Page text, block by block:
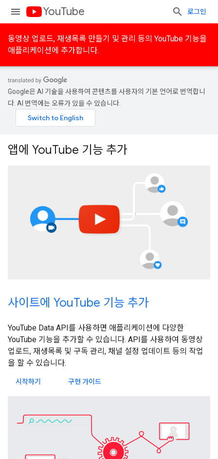
YouTube 로그인
동영상 업로드, 재생목록 만들기 및 관리 등의 YouTube 기능을
애플리케이션에 추가합니다.
Google은 AI 기술을 사용하여 콘텐츠를 사용자의 기본 언어로 번역합니
다. AI 번역에는 오류가 있을 수 있습니다.
앱에 YouTube 기능 추가
사이트에 YouTube 기능 추가
YouTube Data API를 사용하면 애플리케이션에 다양한
YouTube 기능을 추가할 수 있습니다. API를 사용하여 동영상
업로드, 재생목록 및 구독 관리, 채널 설정 업데이트 등의 작업
을 할 수 있습니다.
시작하기 구현 가이드